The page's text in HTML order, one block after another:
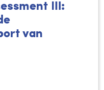
III:
van